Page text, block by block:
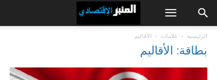
الرئيسية علامات الأقاليم
بطاقة: الأقاليم